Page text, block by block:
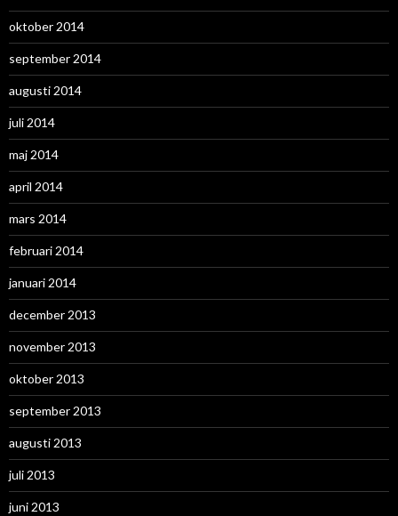
oktober 2014
september 2014
augusti 2014
juli 2014
maj 2014
april 2014
mars 2014
februari 2014
januari 2014
december 2013
november 2013
oktober 2013
september 2013
augusti 2013
juli 2013
juni 2013